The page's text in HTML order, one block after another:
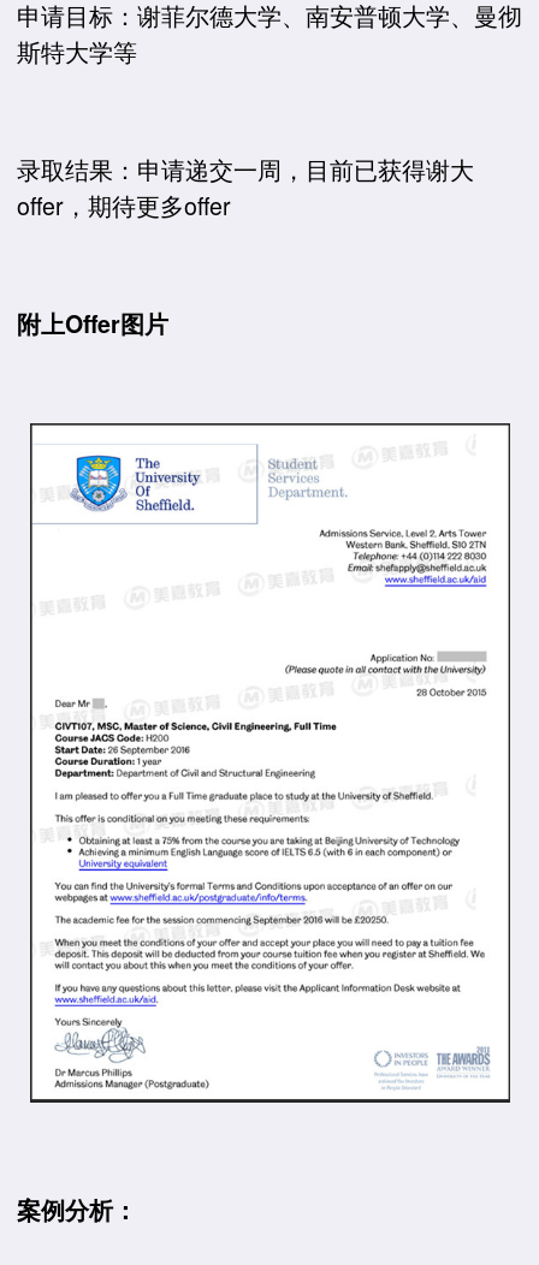
申请目标：谢菲尔德大学、南安普顿大学、曼彻
斯特大学等
录取结果：申请递交一周，目前已获得谢大
offer，期待更多offer
附上Offer图片
案例分析：